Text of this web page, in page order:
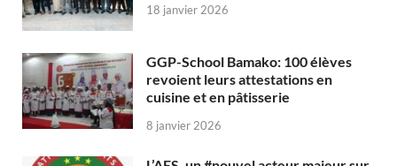
18 janvier 2026
GGP-School Bamako: 100 élèves
revoient leurs attestations en
cuisine et en pâtisserie
8 janvier 2026